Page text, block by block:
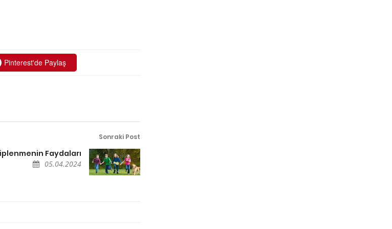
Pinterest'de Paylaş
Sonraki Post
Faydaları
05.04.2024